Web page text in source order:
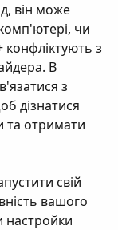
він може
чи
з
В
з
дізнатися
та отримати
свій
вашого
настройки